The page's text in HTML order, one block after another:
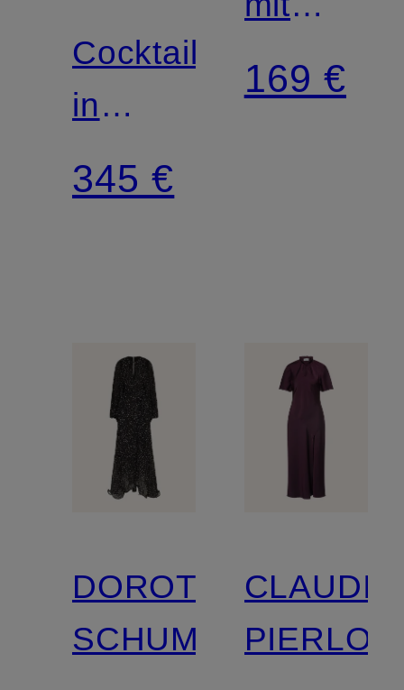
SIGNATURE
Cocktailkleid
in
Wickeloptik
mit
345 €
Pailletten
und
169 €
DOROTHEE
SCHUMACHER
CLAUDIE
PIERLOT